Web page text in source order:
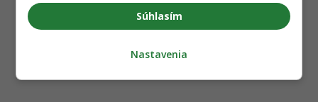
Súhlasím
Nastavenia